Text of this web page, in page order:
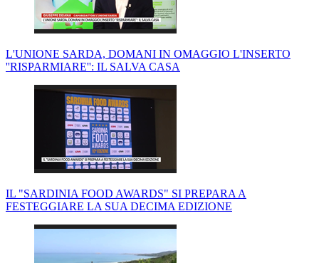
L'UNIONE SARDA, DOMANI IN OMAGGIO L'INSERTO
''RISPARMIARE'': IL SALVA CASA
IL "SARDINIA FOOD AWARDS" SI PREPARA A
FESTEGGIARE LA SUA DECIMA EDIZIONE